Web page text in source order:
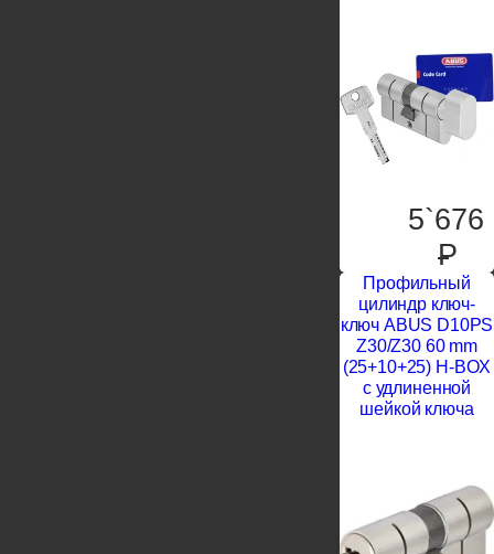
5`676
P
Профильный
цилиндр ключ-
ключ ABUS D10PS
Z30/Z30 60 mm
(25+10+25) H-BOX
с удлиненной
шейкой ключа